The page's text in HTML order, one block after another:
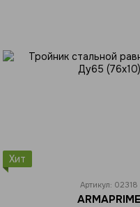
Хит
Артикул: 02318
ARMAPRIME